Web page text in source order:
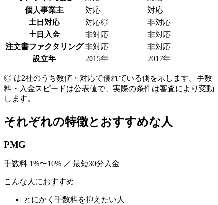
個人事業主
対応
対応
土日対応
対応◎
非対応
土日入金
非対応
非対応
注文書ファクタリング 非対応
非対応
設立年
2015年 2017年
◎ は2社のうち数値・対応で優れている側を示します。手数
料・入金スピードは公表値で、実際の条件は審査により変動
します。
それぞれの特徴とおすすめな人
PMG
手数料 1%〜10% ／ 最短30分入金
こんな人におすすめ
とにかく手数料を抑えたい人